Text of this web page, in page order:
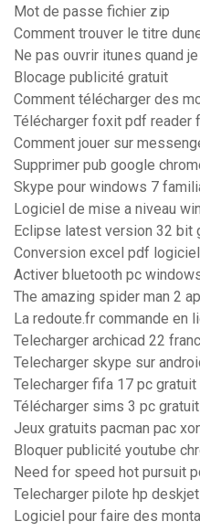
Mot de passe fichier zip
Comment trouver le titre
Ne pas ouvrir itunes quand
Blocage publicité gratuit
Comment télécharger des
Télécharger foxit pdf reader
Comment jouer sur
Supprimer pub google
Skype pour windows 7
Logiciel de mise a niveau
Eclipse latest version 32 bit
Conversion excel pdf
Activer bluetooth pc
The amazing spider man 2
La redoute.fr commande en
Telecharger archicad 22
Telecharger skype sur
Telecharger fifa 17 pc
Télécharger sims 3 pc
Jeux gratuits pacman pac
Bloquer publicité youtube
Need for speed hot pursuit
Telecharger pilote hp
Logiciel pour faire des